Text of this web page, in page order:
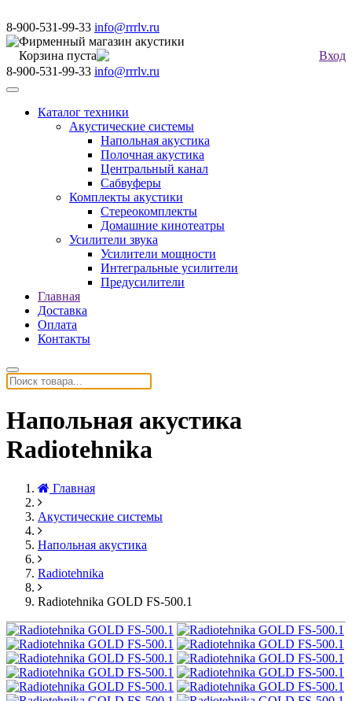
8-900-531-99-33 info@rrrlv.ru
Фирменный магазин акустики
Корзина пуста
Вход
8-900-531-99-33 info@rrrlv.ru
Меню
Каталог техники
Акустические системы
Напольная акустика
Полочная акустика
Центральный канал
Сабвуферы
Комплекты акустики
Стереокомплекты
Домашние кинотеатры
Усилители звука
Усилители мощности
Интегральные усилители
Предусилители
Главная
Доставка
Оплата
Контакты
Напольная акустика
Radiotehnika
Главная
Акустические системы
Напольная акустика
Radiotehnika
Radiotehnika GOLD FS-500.1